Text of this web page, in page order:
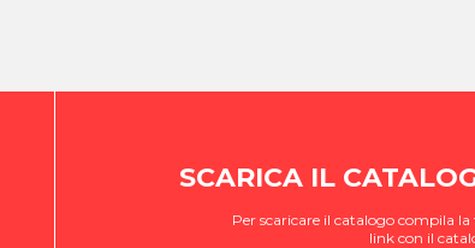
SCARICA IL
Per scaricare il catalogo compila
link con il